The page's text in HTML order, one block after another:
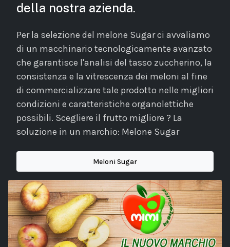
della nostra azienda.
Per la selezione del melone Sugar ci avvaliamo
di un macchinario tecnologicamente avanzato
che garantisce l'analisi del tasso zuccherino, la
consistenza e la vitrescenza dei meloni al fine
di commercializzare tale prodotto nelle migliori
condizioni e caratteristiche organolettiche
possibili. Scegliere il frutto migliore ? La
soluzione in un marchio: Melone Sugar
Meloni Sugar